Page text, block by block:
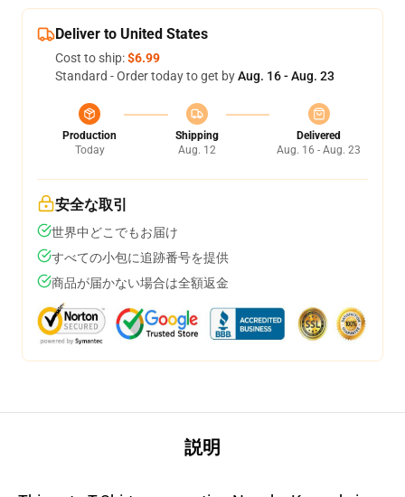
Deliver to United States
Cost to ship:$6.99
Standard - Order today to get byAug. 16 - Aug. 23
Production
Today
Shipping
Aug. 12
Delivered
Aug. 16 - Aug. 23
安全な取引
世界中どこでもお届け
すべての小包に追跡番号を提供
商品が届かない場合は全額返金
説明